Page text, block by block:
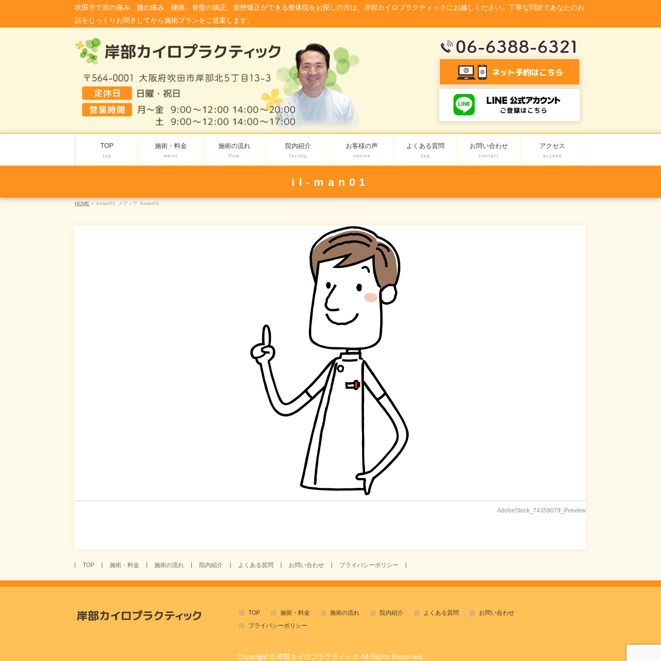
吹田市で肩の痛み、膝の痛み、腰痛、骨盤の矯正、姿勢矯正ができる整体院をお探しの方は、岸部カイロプラクティックにお越しください。丁寧な問診であなたのお
話をじっくりお聞きしてから施術プランをご提案します。
TOP
top
施術・料金
menu
施術の流れ
flow
院内紹介
facility
お客様の声
voices
よくある質問
faq
お問い合わせ
contact
アクセス
access
il-man01
HOME » il-man01 メディア il-man01
AdobeStock_74359079_Preview
TOP 施術・料金 施術の流れ 院内紹介 よくある質問 お問い合わせ プライバシーポリシー
TOP 施術・料金 施術の流れ 院内紹介 よくある質問
お問い合わせ
プライバシーポリシー
Copyright © 岸部カイロプラクティック All Rights Reserved.